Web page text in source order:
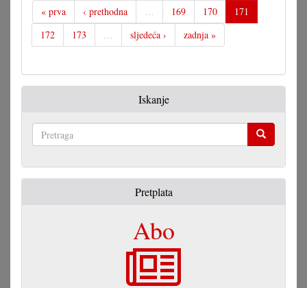
« prva ‹ prethodna … 169 170
171
172
173 … sljedeća › zadnja »
Iskanje
Pretplata
Abo